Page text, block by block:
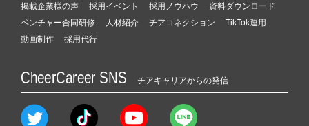
掲載企業様の声 採用イベント 採用ノウハウ
資料ダウンロード
ベンチャー合同研修
人材紹介 チアコネクション
TikTok運用
動画制作
採用代行
CheerCareer SNS チアキャリアからの発信